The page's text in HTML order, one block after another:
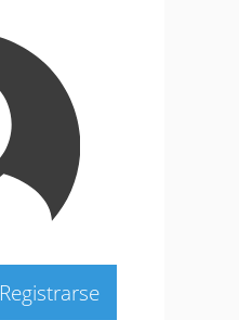
Registrarse